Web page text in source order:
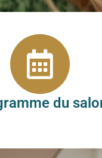
du